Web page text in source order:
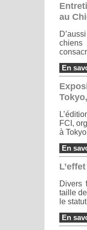
au
chiens
En
FCI,
à
En
Divers
taille
le
En